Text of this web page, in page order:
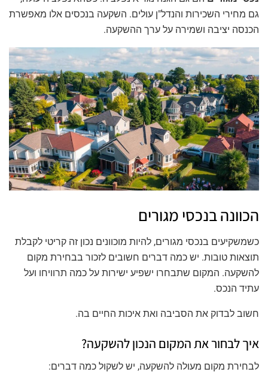
גם מחירי השכירות והנדל"ן עולים. השקעה בנכסים אלו מאפשרת
הכנסה יציבה ושמירה על ערך ההשקעה.
הכוונה בנכסי מגורים
כשמשקיעים בנכסי מגורים, להיות מוכוונים נכון זה קריטי לקבלת
תוצאות טובות. יש כמה דברים חשובים לזכור בבחירת מקום
להשקעה. המקום שתבחרו ישפיע ישירות על כמה תרוויחו ועל
עתיד הנכס.
חשוב לבדוק את הסביבה ואת איכות החיים בה.
איך לבחור את המקום הנכון להשקעה?
לבחירת מקום מעולה להשקעה, יש לשקול כמה דברים: